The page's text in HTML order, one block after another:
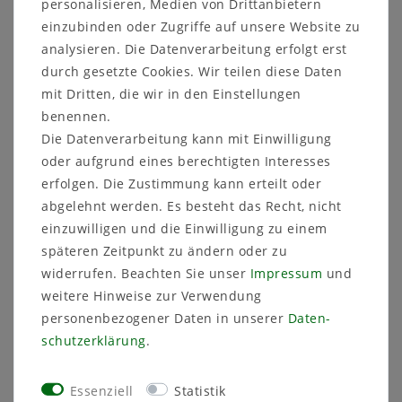
Weitere Details
MePla Grabvase – Eleganz und
Funktionalität für eine würdige
Grabgestaltung
DieMePla Grabvasevereint hochwertige
Materialien mit einem zeitlosen Design und
bietet eine ideale Lösung, um Blumensträuße
stilvoll zu präsentieren. Robust, funktional und
ästhetisch – diese Vase sorgt für eine
harmonische Grabgestaltung, passend für jeden
Anlass.
Hauptmerkmale:
Hochwertige Materialien:
ist die Grabvase bruchsicher und
einzubinden oder Zugriffe auf unsere Website zu
analysieren. Die Datenverarbeitung erfolgt erst
durch gesetzte Cookies. Wir teilen diese Daten
mit Dritten, die wir in den Einstellungen
benennen.
Die Datenverarbeitung kann mit Einwilligung
oder aufgrund eines berechtigten Interesses
erfolgen. Die Zustimmung kann erteilt oder
abgelehnt werden. Es besteht das Recht, nicht
einzuwilligen und die Einwilligung zu einem
späteren Zeitpunkt zu ändern oder zu
widerrufen. Beachten Sie unser Impressum und
weitere Hinweise zur Verwendung
personenbezogener Daten in unserer Daten­
schutz­erklärung.
Essenziell Statistik